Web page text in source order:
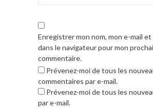
Enregistrer mon nom, mon e-mail
dans le navigateur pour mon
commentaire.
Prévenez-moi de tous les
commentaires par e-mail.
Prévenez-moi de tous les
par e-mail.